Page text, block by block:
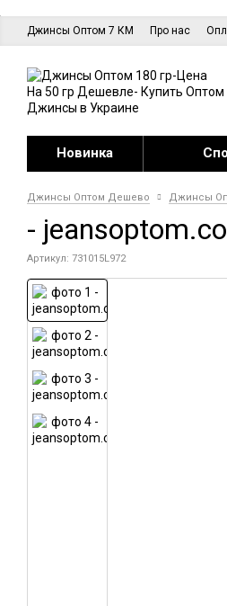
Джинсы Оптом 7 КМ Про нас
Новинка
Джинсы Оптом Дешево Джинсы
-
Артикул: 731015L972